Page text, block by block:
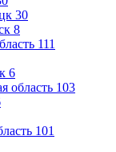
30
8
111
6
область 103
101